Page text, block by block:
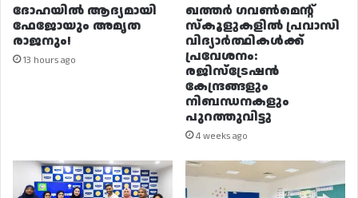
ദോഹയിൽ ആദ്യമായി
ഫേജോയും അമൃത
രാജനും!
13 hours ago
ഖത്തർ ഗവൺമെന്റ്
സ്കൂളുകളിൽ പ്രവാസി
വിദ്യാർത്ഥികൾക്ക്
പ്രവേശനം:
രജിസ്ട്രേഷൻ
കേന്ദ്രങ്ങളും
നിബന്ധനകളും
പുറത്തുവിട്ടു
4 weeks ago